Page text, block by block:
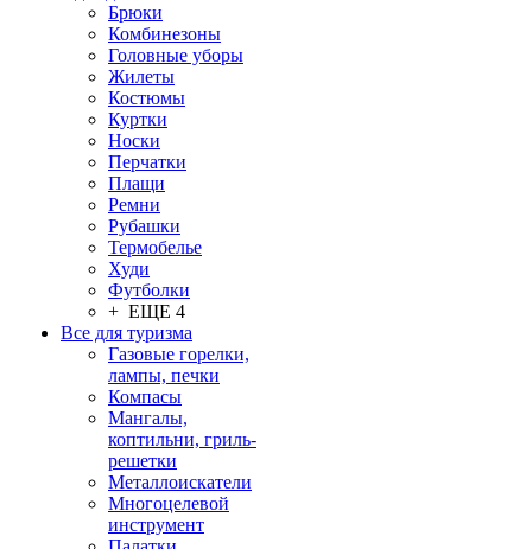
Брюки
Комбинезоны
Головные уборы
Жилеты
Костюмы
Куртки
Носки
Перчатки
Плащи
Ремни
Рубашки
Термобелье
Худи
Футболки
+ ЕЩЕ 4
Все для туризма
Газовые горелки,
лампы, печки
Компасы
Мангалы,
коптильни, гриль-
решетки
Металлоискатели
Многоцелевой
инструмент